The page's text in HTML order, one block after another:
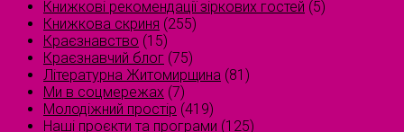
Книжкові рекомендації зіркових гостей (5)
Книжкова скриня (255)
Краєзнавство (15)
Краєзнавчий блог (75)
Літературна Житомирщина (81)
Ми в соцмережах (7)
Молодіжний простір (419)
Наші проєкти та програми (125)